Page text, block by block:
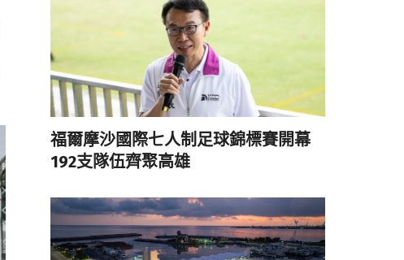
福爾摩沙國際七人制足球錦標賽開幕
192支隊伍齊聚高雄